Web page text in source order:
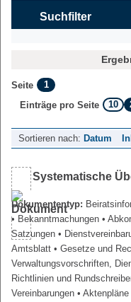
Suchfilter
Seite
1
Einträge pro Seite
10
Sortieren nach: Datum
Systematische
Dokumententyp:
• Bekanntmachungen •
Satzungen •
Amtsblatt • Gesetze und
Verwaltungsvorschriften,
Richtlinien und
Vereinbarungen • Aktenpläne